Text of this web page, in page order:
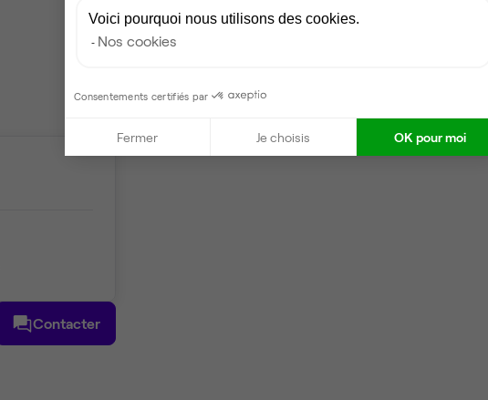
Wifi
Contacter
Voici pourquoi nous utilisons des cookies.
Nos cookies
Consentements certifiés par
Fermer Je choisis OK pour moi